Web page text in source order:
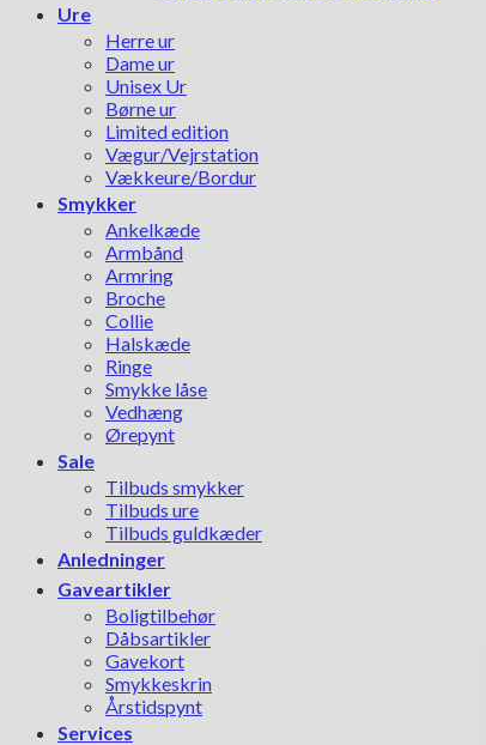
Ure
Herre ur
Dame ur
Unisex Ur
Børne ur
Limited edition
Vægur/Vejrstation
Vækkeure/Bordur
Smykker
Ankelkæde
Armbånd
Armring
Broche
Collie
Halskæde
Ringe
Smykke låse
Vedhæng
Ørepynt
Sale
Tilbuds smykker
Tilbuds ure
Tilbuds guldkæder
Anledninger
Gaveartikler
Boligtilbehør
Dåbsartikler
Gavekort
Smykkeskrin
Årstidspynt
Services